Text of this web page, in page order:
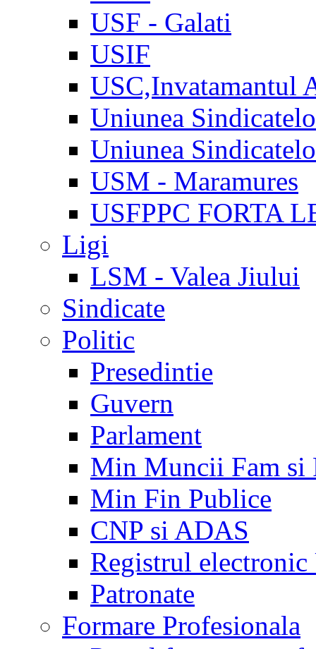
USF - Galati
USIF
USC,Invatamantul
Uniunea
Uniunea
USM - Maramures
USFPPC FORTA
Ligi
LSM - Valea Jiului
Sindicate
Politic
Presedintie
Guvern
Parlament
Min Muncii Fam si
Min Fin Publice
CNP si ADAS
Registrul electronic
Patronate
Formare Profesionala